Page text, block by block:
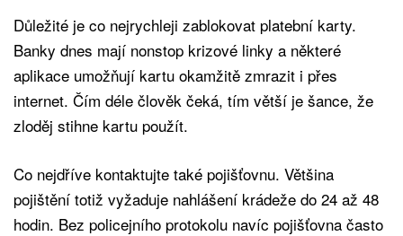
Důležité je co nejrychleji zablokovat platební karty.
Banky dnes mají nonstop krizové linky a některé
aplikace umožňují kartu okamžitě zmrazit i přes
internet. Čím déle člověk čeká, tím větší je šance, že
zloděj stihne kartu použít.
Co nejdříve kontaktujte také pojišťovnu. Většina
pojištění totiž vyžaduje nahlášení krádeže do 24 až 48
hodin. Bez policejního protokolu navíc pojišťovna často